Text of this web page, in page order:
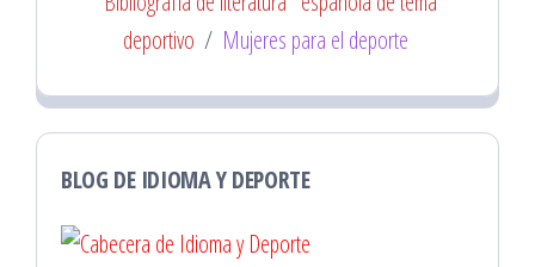
deportivo / Mujeres para el deporte
BLOG DE IDIOMA Y DEPORTE